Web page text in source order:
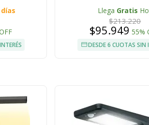
Llega Gratis
$213.220
$95.949 55%
DESDE 6 CUOTAS SIN